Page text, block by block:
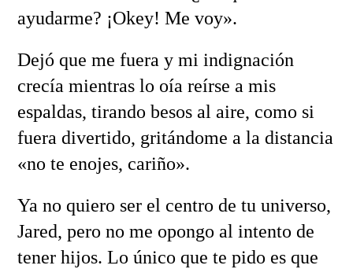
ayudarme? ¡Okey! Me voy».
Dejó que me fuera y mi indignación
crecía mientras lo oía reírse a mis
espaldas, tirando besos al aire, como si
fuera divertido, gritándome a la distancia
«no te enojes, cariño».
Ya no quiero ser el centro de tu universo,
Jared, pero no me opongo al intento de
tener hijos. Lo único que te pido es que